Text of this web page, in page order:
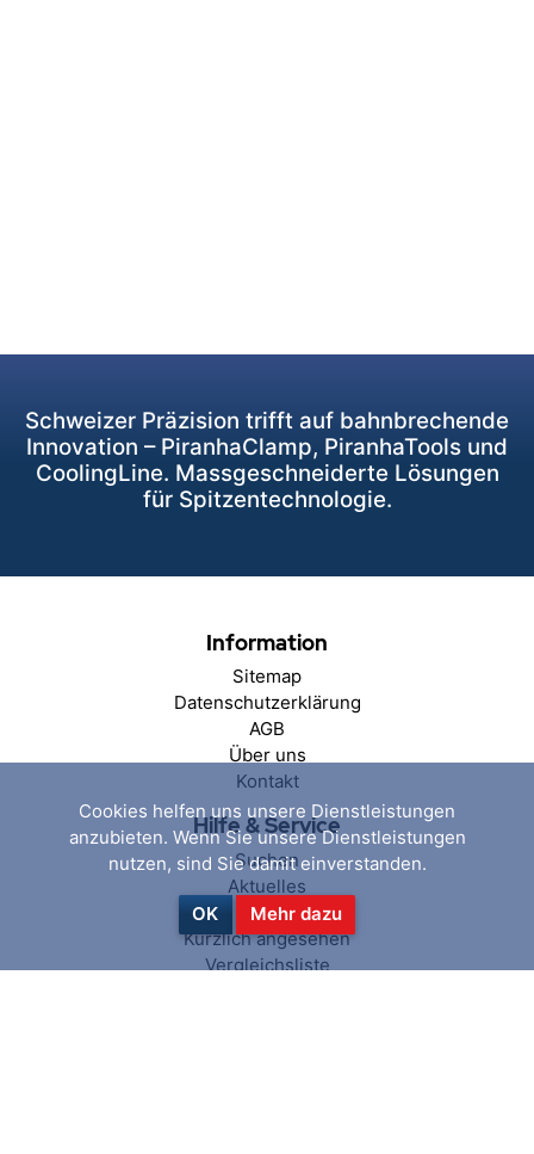
Schweizer Präzision trifft auf bahnbrechende
Innovation – PiranhaClamp, PiranhaTools und
CoolingLine. Massgeschneiderte Lösungen
für Spitzentechnologie.
Information
Sitemap
Datenschutzerklärung
AGB
Über uns
Kontakt
Hilfe & Service
Suchen
Aktuelles
Blog
Kürzlich angesehen
Vergleichsliste
Cookies helfen uns unsere Dienstleistungen
anzubieten. Wenn Sie unsere Dienstleistungen
nutzen, sind Sie damit einverstanden.
OK Mehr dazu